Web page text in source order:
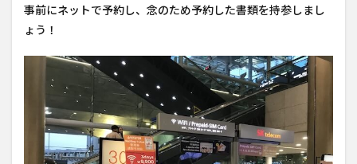
事前にネットで予約し、念のため予約した書類を持参しまし
ょう！